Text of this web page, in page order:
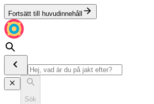
Fortsätt till huvudinnehåll
Sök